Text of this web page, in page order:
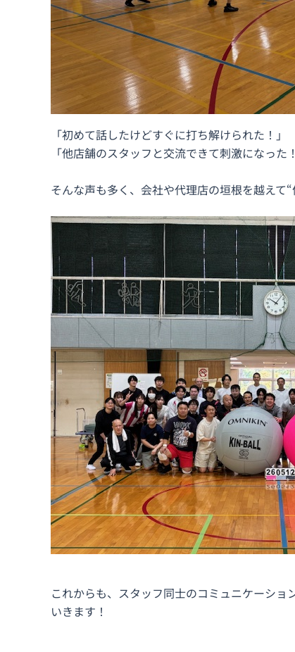
「初めて話したけどすぐに打ち解けられた！」
「他店舗のスタッフと交流できて刺激になった
そんな声も多く、会社や代理店の垣根を越えて
これからも、スタッフ同士のコミュニケーシ
いきます！